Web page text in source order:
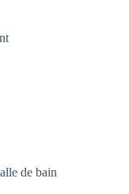
de bain